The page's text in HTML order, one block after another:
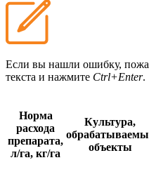
Если вы нашли ошибку,
текста и нажмите Ctrl+Enter.
Норма
расхода
препарата,
л/га, кг/га
Культура,
объекты